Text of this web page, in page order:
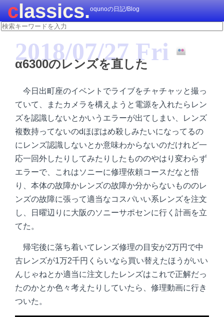
classics.oqunoの日記/Blog
2018/07/27 Fri
α6300のレンズを直した
今日出町座のイベントでライブをチャチャッと撮っ
ていて、またカメラを構えようと電源を入れたらレン
ズを認識しないとかいうエラーが出てしまい、レンズ
複数持ってないのdほぼはめ殺しみたいになってるの
にレンズ認識しないとか意味わからないのだけれど一
応一回外したりしてみたりしたもののやはり変わらず
エラーで、これはソニーに修理依頼コースだなと悟
り、本体の故障かレンズの故障か分からないもののレ
ンズの故障に張って適当なコスパいい系レンズを注文
し、日曜辺りに大阪のソニーサポセンに行く計画を立
てた。
帰宅後に落ち着いてレンズ修理の目安が2万円で中
古レンズが1万2千円くらいなら買い替えたほうがいい
んじゃねとか適当に注文したレンズはこれで正解だっ
たのかとか色々考えたりしていたら、修理動画に行き
ついた。